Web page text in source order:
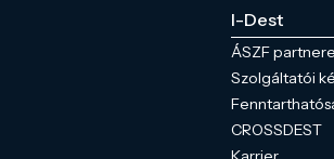
I-Dest
ÁSZF
Szolgáltatói
CROSSDEST